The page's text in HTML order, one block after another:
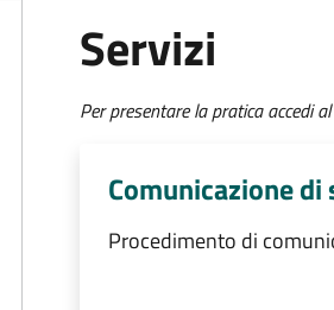
Servizi
Per presentare la pratica accedi
Comunicazione
Procedimento di